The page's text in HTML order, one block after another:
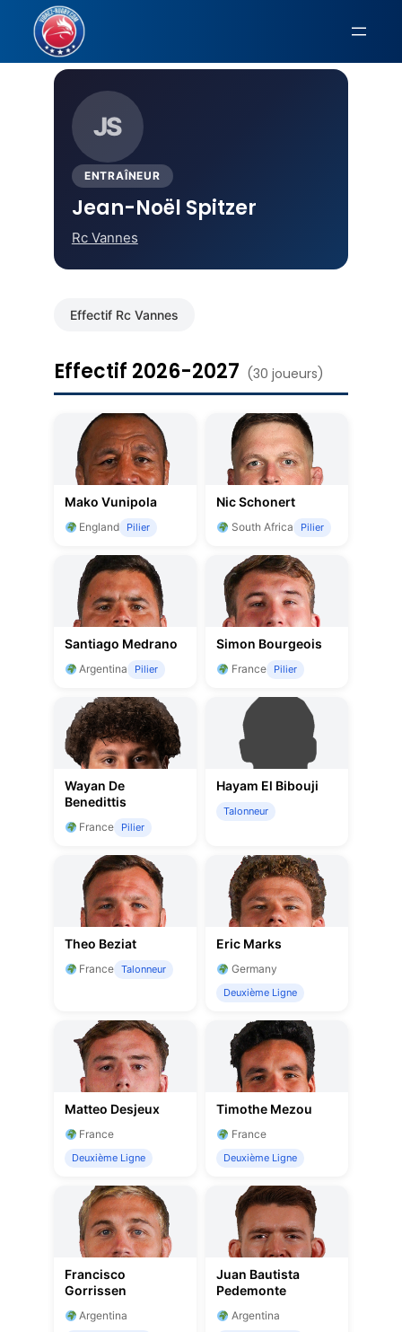
Aller
contenu
Accueil
JS
ENTRAÎNEUR
Jean-Noël Spitzer
Rc Vannes
Effectif Rc Vannes
Effectif 2026-2027 (30 joueurs)
Mako Vunipola
England Pilier
Nic Schonert
South Africa Pilier
Santiago Medrano
Argentina Pilier
Simon Bourgeois
France Pilier
Wayan De
Benedittis
France Pilier
Hayam El Bibouji
Talonneur
Theo Beziat
France Talonneur
Eric Marks
Germany
Deuxième Ligne
Matteo Desjeux
France
Deuxième Ligne
Timothe Mezou
France
Deuxième Ligne
Francisco
Gorrissen
Argentina
Juan Bautista
Pedemonte
Argentina